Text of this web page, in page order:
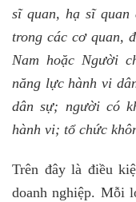
sĩ quan, hạ sĩ quan
trong các cơ quan,
Nam hoặc Người
năng lực hành vi
dân sự; người có
hành vi; tổ chức
Trên đây là điều
doanh nghiệp. Mỗi